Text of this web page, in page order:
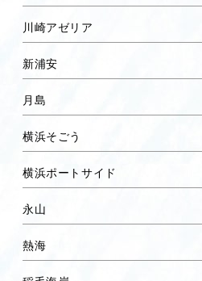
川崎アゼリア
新浦安
月島
横浜そごう
横浜ポートサイド
永山
熱海